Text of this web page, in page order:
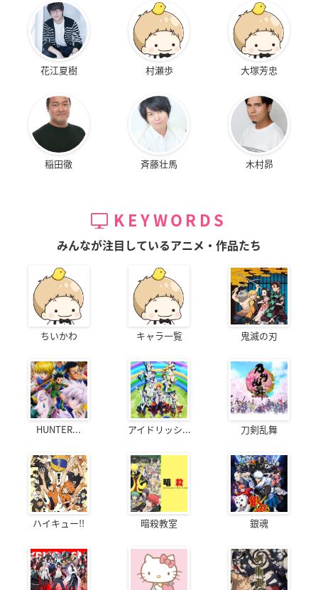
Rio RainbowGate!
イル／エル
みつどもえ
加藤真由美
KIDDY GiRL-AND
アスクール
ミラクル☆トレイン
空を見上げる少女の
ストライクウィッチ
劇場版 トリニティ
と真紅の魔王
神無月アリン
宇宙戦艦ヤマト2202
章 純愛篇
岬百合亜
宇宙戦艦ヤマト2202
章 発進編
岬百合亜
劇場版トリニティセ
ブン -悠久図書館と
錬金術少女-
チェインクロニクル
～ヘクセイタスの閃
～ （第3章）
チェインクロニクル
～ヘクセイタスの閃
～ （第2章）
花江夏樹 村瀬歩 大塚芳忠
稲田徹 斉藤壮馬 木村昴
KEYWORDS
みんなが注目しているアニメ・作品たち
ちいかわ キャラ一覧 鬼滅の刃
HUNTER... アイドリッシ... 刀剣乱舞
ハイキュー!! 暗殺教室 銀魂